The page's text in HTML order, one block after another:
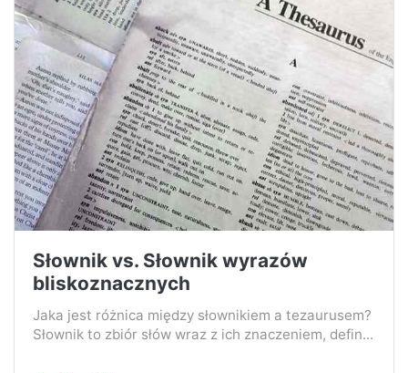
Słownik vs. Słownik wyrazów
bliskoznacznych
Jaka jest różnica między słownikiem a tezaurusem?
Słownik to zbiór słów wraz z ich znaczeniem, defin...